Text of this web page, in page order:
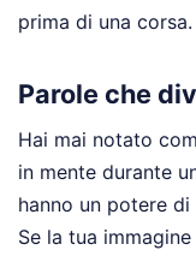
prima di una corsa.
Parole che
Hai mai notato
in mente durante
hanno un potere
Se la tua